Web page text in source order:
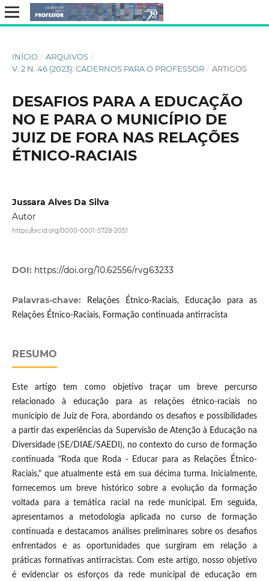
INÍCIO / ARQUIVOS /
V. 2 N. 46 (2023): CADERNOS PARA O PROFESSOR / ARTIGOS
DESAFIOS PARA A EDUCAÇÃO
NO E PARA O MUNICÍPIO DE
JUIZ DE FORA NAS RELAÇÕES
ÉTNICO-RACIAIS
Jussara Alves Da Silva
Autor
https://orcid.org/0000-0001-5728-2051
DOI: https://doi.org/10.62556/rvg63233
Palavras-chave:
Relações Étnico-Raciais, Educação para as
Relações Étnico-Raciais, Formação continuada antirracista
RESUMO
Este artigo tem como objetivo traçar um breve percurso
relacionado à educação para as relações étnico-raciais no
município de Juiz de Fora, abordando os desafios e possibilidades
a partir das experiências da Supervisão de Atenção à Educação na
Diversidade (SE/DIAE/SAEDI), no contexto do curso de formação
continuada "Roda que Roda - Educar para as Relações Étnico-
Raciais," que atualmente está em sua décima turma. Inicialmente,
fornecemos um breve histórico sobre a evolução da formação
voltada para a temática racial na rede municipal. Em seguida,
apresentamos a metodologia aplicada no curso de formação
continuada e destacamos análises preliminares sobre os desafios
enfrentados e as oportunidades que surgiram em relação a
práticas formativas antirracistas. Com este artigo, nosso objetivo
é evidenciar os esforços da rede municipal de educação em